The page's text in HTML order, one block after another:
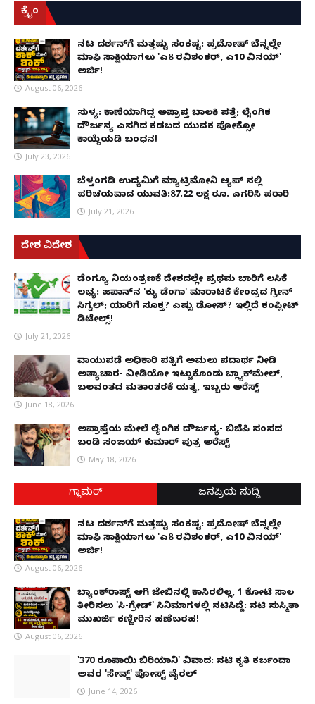
ಕ್ರೈಂ
ನಟ ದರ್ಶನ್‌ಗೆ ಮತ್ತಷ್ಟು ಸಂಕಷ್ಟ: ಪ್ರದೋಷ್ ಬೆನ್ನಲ್ಲೇ
ಮಾಫಿ ಸಾಕ್ಷಿಯಾಗಲು 'ಎ8 ರವಿಶಂಕರ್, ಎ10 ವಿನಯ್'
ಅರ್ಜಿ!
August 06, 2026
ಸುಳ್ಯ: ಕಾಣೆಯಾಗಿದ್ದ ಅಪ್ರಾಪ್ತ ಬಾಲಕಿ ಪತ್ತೆ; ಲೈಂಗಿಕ
ದೌರ್ಜನ್ಯ ಎಸಗಿದ ಕಡಬದ ಯುವಕ ಪೋಕ್ಸೋ
ಕಾಯ್ದೆಯಡಿ ಬಂಧನ!
July 23, 2026
ಬೆಳ್ತಂಗಡಿ ಉದ್ಯಮಿಗೆ ಮ್ಯಾಟ್ರಿಮೋನಿ ಆ್ಯಪ್ ನಲ್ಲಿ
ಪರಿಚಯವಾದ ಯುವತಿ:87.22 ಲಕ್ಷ ರೂ. ಎಗರಿಸಿ ಪರಾರಿ
July 21, 2026
ದೇಶ ವಿದೇಶ
ಡೆಂಗ್ಯೂ ನಿಯಂತ್ರಣಕ್ಕೆ ದೇಶದಲ್ಲೇ ಪ್ರಥಮ ಬಾರಿಗೆ ಲಸಿಕೆ
ಲಭ್ಯ: ಜಪಾನ್‌ನ 'ಕ್ಯು ಡೆಂಗಾ' ಮಾರಾಟಕ್ಕೆ ಕೇಂದ್ರದ ಗ್ರೀನ್
ಸಿಗ್ನಲ್; ಯಾರಿಗೆ ಸೂಕ್ತ? ಎಷ್ಟು ಡೋಸ್? ಇಲ್ಲಿದೆ ಕಂಪ್ಲೀಟ್
ಡಿಟೇಲ್ಸ್!
July 21, 2026
ವಾಯುಪಡೆ ಅಧಿಕಾರಿ ಪತ್ನಿಗೆ ಅಮಲು ಪದಾರ್ಥ ನೀಡಿ
ಅತ್ಯಾಚಾರ- ವೀಡಿಯೋ ಇಟ್ಟುಕೊಂಡು ಬ್ಲ್ಯಾಕ್‌ಮೇಲ್,
ಬಲವಂತದ ಮತಾಂತರಕ್ಕೆ ಯತ್ನ, ಇಬ್ಬರು ಅರೆಸ್ಟ್
June 18, 2026
ಅಪ್ರಾಪ್ತೆಯ ಮೇಲೆ ಲೈಂಗಿಕ ದೌರ್ಜನ್ಯ- ಬಿಜೆಪಿ ಸಂಸದ
ಬಂಡಿ ಸಂಜಯ್ ಕುಮಾರ್ ಪುತ್ರ ಅರೆಸ್ಟ್
May 18, 2026
ಗ್ಲಾಮರ್ ಜನಪ್ರಿಯ ಸುದ್ದಿ
ನಟ ದರ್ಶನ್‌ಗೆ ಮತ್ತಷ್ಟು ಸಂಕಷ್ಟ: ಪ್ರದೋಷ್ ಬೆನ್ನಲ್ಲೇ
ಮಾಫಿ ಸಾಕ್ಷಿಯಾಗಲು 'ಎ8 ರವಿಶಂಕರ್, ಎ10 ವಿನಯ್'
ಅರ್ಜಿ!
August 06, 2026
ಬ್ಯಾಂಕ್‌ರಾಪ್ಟ್‌ ಆಗಿ ಜೇಬಿನಲ್ಲಿ ಕಾಸಿರಲಿಲ್ಲ, ₹1 ಕೋಟಿ ಸಾಲ
ತೀರಿಸಲು 'ಸಿ-ಗ್ರೇಡ್' ಸಿನಿಮಾಗಳಲ್ಲಿ ನಟಿಸಿದ್ದೆ: ನಟಿ ಸುಸ್ಮಿತಾ
ಮುಖರ್ಜಿ ಕಣ್ಣೀರಿನ ಹಣೆಬರಹ!
August 06, 2026
'370 ರೂಪಾಯಿ ಬಿರಿಯಾನಿ' ವಿವಾದ: ನಟಿ ಕೃತಿ ಕರ್ಬಂದಾ
ಅವರ 'ಸೇವ್ಜ್' ಪೋಸ್ಟ್ ವೈರಲ್
June 14, 2026